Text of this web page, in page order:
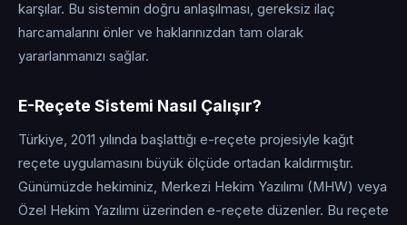
karşılar. Bu sistemin doğru anlaşılması, gereksiz ilaç
harcamalarını önler ve haklarınızdan tam olarak
yararlanmanızı sağlar.
E-Reçete Sistemi Nasıl Çalışır?
Türkiye, 2011 yılında başlattığı e-reçete projesiyle kağıt
reçete uygulamasını büyük ölçüde ortadan kaldırmıştır.
Günümüzde hekiminiz, Merkezi Hekim Yazılımı (MHW) veya
Özel Hekim Yazılımı üzerinden e-reçete düzenler. Bu reçete